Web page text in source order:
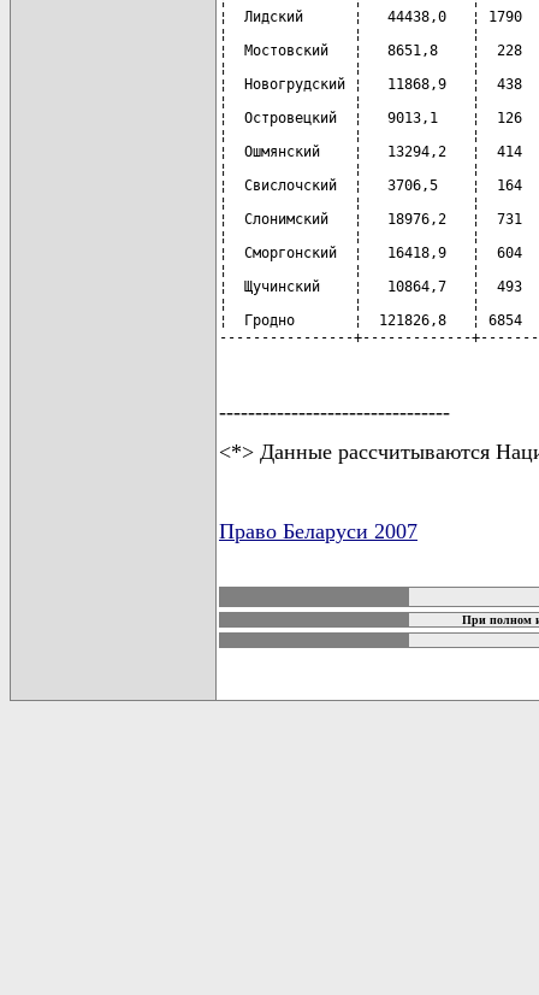
¦  Лидский      ¦   44438,0   ¦
¦               ¦             ¦
¦  Мостовский   ¦   8651,8    ¦
¦               ¦             ¦
¦  Новогрудский ¦   11868,9   ¦
¦               ¦             ¦
¦  Островецкий  ¦   9013,1    ¦
¦               ¦             ¦
¦  Ошмянский    ¦   13294,2   ¦
¦               ¦             ¦
¦  Свислочский  ¦   3706,5    ¦
¦               ¦             ¦
¦  Слонимский   ¦   18976,2   ¦
¦               ¦             ¦
¦  Сморгонский  ¦   16418,9   ¦
¦               ¦             ¦
¦  Щучинский    ¦   10864,7   ¦
¦               ¦             ¦
¦  Гродно       ¦  121826,8   ¦
----------------+-------------
--------------------------------
<*> Данные рассчитываются
Право Беларуси 2007
При полном